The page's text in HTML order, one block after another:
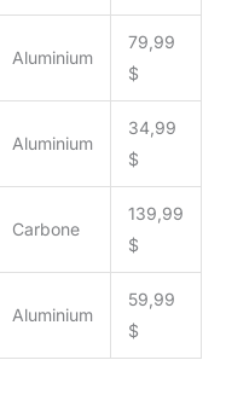
Aluminium
79,99
$
Aluminium
34,99
$
Carbone
139,99
$
Aluminium
59,99
$